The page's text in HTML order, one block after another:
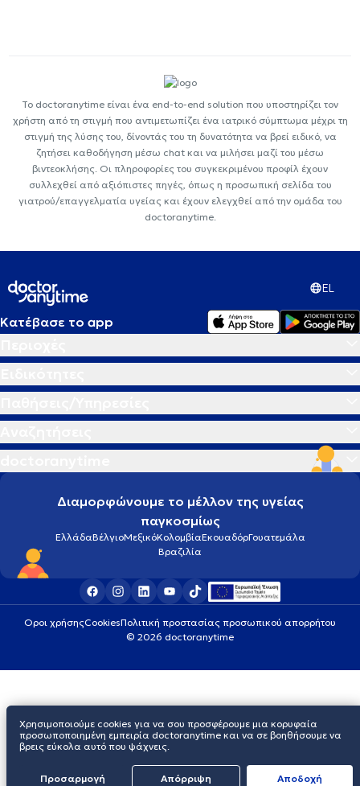
Το doctoranytime είναι ένα end-to-end solution που υποστηρίζει τον
χρήστη από τη στιγμή που αντιμετωπίζει ένα ιατρικό σύμπτωμα μέχρι τη
στιγμή της λύσης του, δίνοντάς του τη δυνατότητα να βρεί ειδικό, να
ζητήσει καθοδήγηση μέσω chat και να μιλήσει μαζί του μέσω
βιντεοκλήσης. Οι πληροφορίες του συγκεκριμένου προφίλ έχουν
συλλεχθεί από αξιόπιστες πηγές, όπως η προσωπική σελίδα του
γιατρού/επαγγελματία υγείας και έχουν ελεγχθεί από την ομάδα του
doctoranytime.
EL
Κατέβασε το app
Διαμορφώνουμε το μέλλον της υγείας
παγκοσμίως
ΕλλάδαΒέλγιοΜεξικόΚολομβίαΕκουαδόρΓουατεμάλα
Βραζιλία
Οροι χρήσηςCookiesΠολιτική προστασίας προσωπικού απορρήτου
© 2026 doctoranytime
Χρησιμοποιούμε cookies για να σου προσφέρουμε μια κορυφαία
προσωποποιημένη εμπειρία doctoranytime και να σε βοηθήσουμε να
βρεις εύκολα αυτό που ψάχνεις.
Προσαρμογή Απόρριψη Aποδοχή